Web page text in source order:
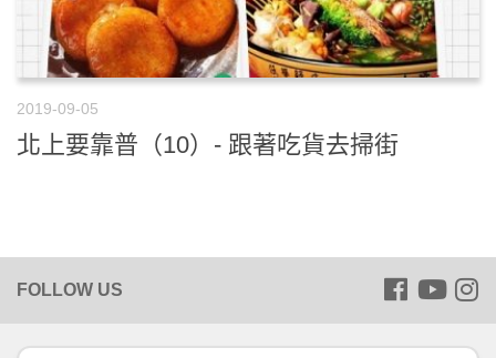
2019-09-05
北上要靠普（10）- 跟著吃貨去掃街